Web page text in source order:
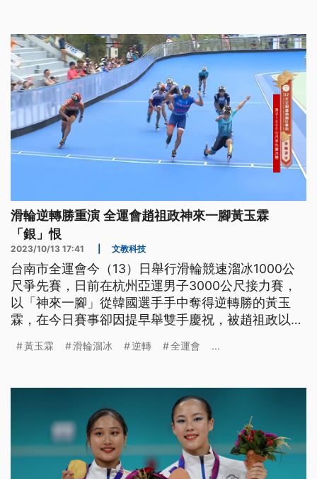
滑輪逆轉勝重演 全運會趙祖政神來一腳黃玉霖
「銀」恨
2023/10/13 17:41 文教科技
台南市全運會今（13）日舉行滑輪競速溜冰1000公
尺爭先賽，日前在杭州亞運男子3000公尺接力賽，
以「神來一腳」從韓國選手手中奪得逆轉勝的黃玉
霖，在今日賽事卻因提早舉雙手慶祝，被趙祖政以相
黃玉霖 滑輪溜冰 逆轉 全運會 ...